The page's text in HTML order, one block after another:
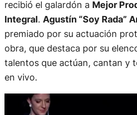
recibió el galardón a Mejor
Integral. Agustín “Soy Rada”
premiado por su actuación
obra, que destaca por su
talentos que actúan, cantan y
en vivo.